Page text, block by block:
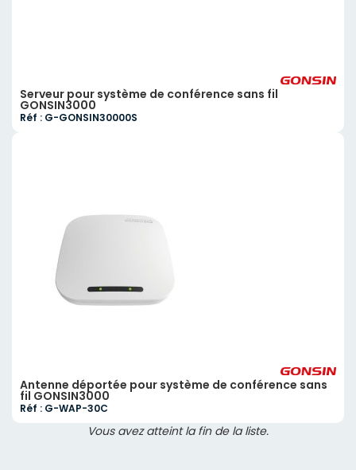
Serveur pour système de conférence sans fil
GONSIN3000
Réf : G-GONSIN30000S
Antenne déportée pour système de conférence sans
fil GONSIN3000
Réf : G-WAP-30C
Vous avez atteint la fin de la liste.